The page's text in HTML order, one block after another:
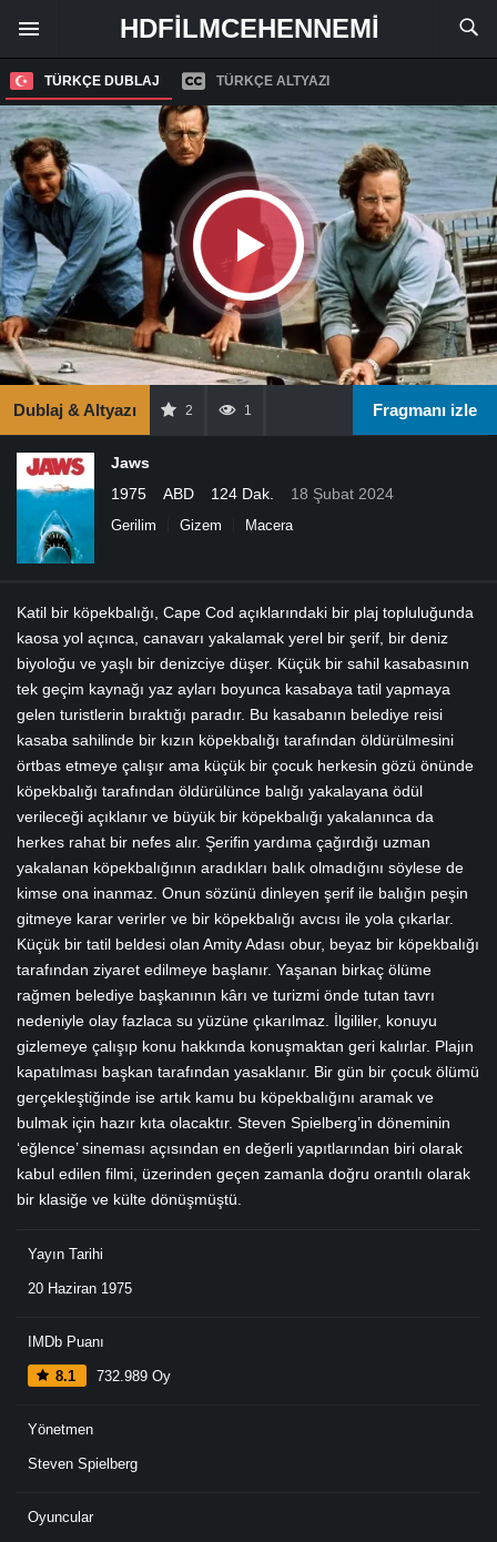
HDFILMCEHENNEMI
TÜRKÇE DUBLAJ TÜRKÇE ALTYAZI
Dublaj & Altyazı 2 1 Fragmanı izle
Jaws
1975
ABD 124 Dak. 18 Şubat 2024
Gerilim Gizem Macera
Katil bir köpekbalığı, Cape Cod açıklarındaki bir plaj topluluğunda
kaosa yol açınca, canavarı yakalamak yerel bir şerif, bir deniz
biyoloğu ve yaşlı bir denizciye düşer. Küçük bir sahil kasabasının
tek geçim kaynağı yaz ayları boyunca kasabaya tatil yapmaya
gelen turistlerin bıraktığı paradır. Bu kasabanın belediye reisi
kasaba sahilinde bir kızın köpekbalığı tarafından öldürülmesini
örtbas etmeye çalışır ama küçük bir çocuk herkesin gözü önünde
köpekbalığı tarafından öldürülünce balığı yakalayana ödül
verileceği açıklanır ve büyük bir köpekbalığı yakalanınca da
herkes rahat bir nefes alır. Şerifin yardıma çağırdığı uzman
yakalanan köpekbalığının aradıkları balık olmadığını söylese de
kimse ona inanmaz. Onun sözünü dinleyen şerif ile balığın peşin
gitmeye karar verirler ve bir köpekbalığı avcısı ile yola çıkarlar.
Küçük bir tatil beldesi olan Amity Adası obur, beyaz bir köpekbalığı
tarafından ziyaret edilmeye başlanır. Yaşanan birkaç ölüme
rağmen belediye başkanının kârı ve turizmi önde tutan tavrı
nedeniyle olay fazlaca su yüzüne çıkarılmaz. İlgililer, konuyu
gizlemeye çalışıp konu hakkında konuşmaktan geri kalırlar. Plajın
kapatılması başkan tarafından yasaklanır. Bir gün bir çocuk ölümü
gerçekleştiğinde ise artık kamu bu köpekbalığını aramak ve
bulmak için hazır kıta olacaktır. Steven Spielberg’in döneminin
‘eğlence’ sineması açısından en değerli yapıtlarından biri olarak
kabul edilen filmi, üzerinden geçen zamanla doğru orantılı olarak
bir klasiğe ve külte dönüşmüştü.
Yayın Tarihi
20 Haziran 1975
IMDb Puanı
8.1 732.989 Oy
Yönetmen
Steven Spielberg
Oyuncular